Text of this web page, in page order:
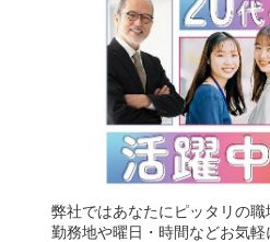
弊社ではあなたにピッタリの
勤務地や曜日・時間などお気